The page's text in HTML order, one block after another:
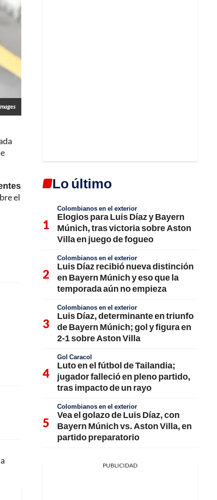
el
Lo último
Colombianos en el exterior
Elogios para Luis Díaz y Bayern
Múnich, tras victoria sobre Aston
Villa en juego de fogueo
Colombianos en el exterior
Luis Díaz recibió nueva distinción
en Bayern Múnich y eso que la
temporada aún no empieza
Colombianos en el exterior
Luis Díaz, determinante en triunfo
de Bayern Múnich; gol y figura en
2-1 sobre Aston Villa
Gol Caracol
Luto en el fútbol de Tailandia;
jugador falleció en pleno partido,
tras impacto de un rayo
Colombianos en el exterior
Vea el golazo de Luis Díaz, con
Bayern Múnich vs. Aston Villa, en
partido preparatorio
PUBLICIDAD